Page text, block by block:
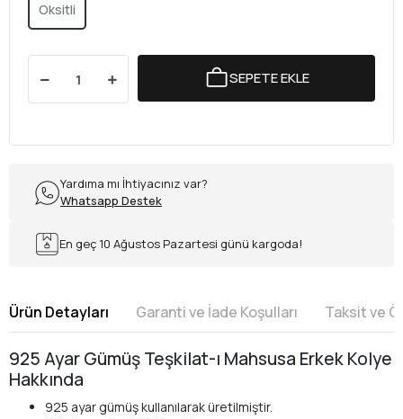
Oksitli
SEPETE EKLE
Yardıma mı İhtiyacınız var?
Whatsapp Destek
En geç 10 Ağustos Pazartesi günü kargoda!
Ürün Detayları Garanti ve İade Koşulları Taksit ve
925 Ayar Gümüş Teşkilat-ı Mahsusa Erkek Kolye
Hakkında
925 ayar gümüş kullanılarak üretilmiştir.